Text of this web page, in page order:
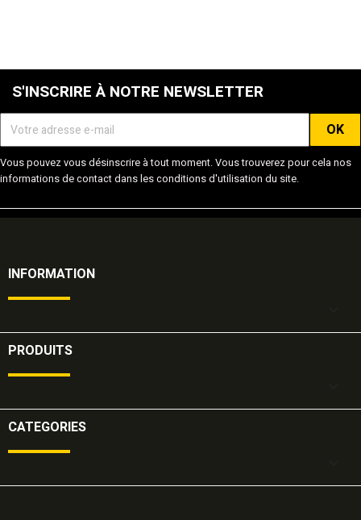
S'INSCRIRE À NOTRE NEWSLETTER
Vous pouvez vous désinscrire à tout moment. Vous trouverez pour cela nos
informations de contact dans les conditions d'utilisation du site.
INFORMATION
PRODUITS
CATEGORIES